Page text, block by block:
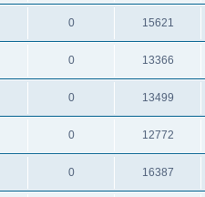
0 15621
0 13366
0 13499
0 12772
0 16387